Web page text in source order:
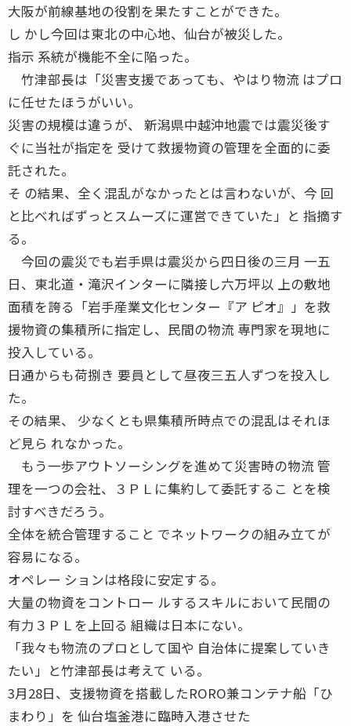
大阪が前線基地の役割を果たすことができた。
し かし今回は東北の中心地、仙台が被災した。
指示 系統が機能不全に陥った。
竹津部長は「災害支援であっても、やはり物流 はプロ
に任せたほうがいい。
災害の規模は違うが、 新潟県中越沖地震では震災後す
ぐに当社が指定を 受けて救援物資の管理を全面的に委
託された。
そ の結果、全く混乱がなかったとは言わないが、今 回
と比べればずっとスムーズに運営できていた」と 指摘す
る。
今回の震災でも岩手県は震災から四日後の三月 一五
日、東北道・滝沢インターに隣接し六万坪以 上の敷地
面積を誇る「岩手産業文化センター『ア ピオ』」を救
援物資の集積所に指定し、民間の物流 専門家を現地に
投入している。
日通からも荷捌き 要員として昼夜三五人ずつを投入し
た。
その結果、 少なくとも県集積所時点での混乱はそれほ
ど見ら れなかった。
もう一歩アウトソーシングを進めて災害時の物流 管
理を一つの会社、３ＰＬに集約して委託するこ とを検
討すべきだろう。
全体を統合管理すること でネットワークの組み立てが
容易になる。
オペレー ションは格段に安定する。
大量の物資をコントロー ルするスキルにおいて民間の
有力３ＰＬを上回る 組織は日本にない。
「我々も物流のプロとして国や 自治体に提案していき
たい」と竹津部長は考えて いる。
3月28日、支援物資を搭載したRORO兼コンテナ船「ひ
まわり」を 仙台塩釜港に臨時入港させた